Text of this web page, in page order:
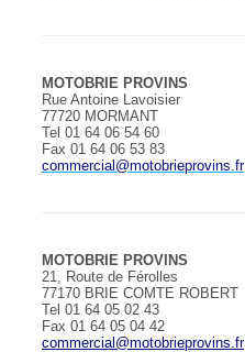
MOTOBRIE PROVINS
Rue Antoine Lavoisier
77720 MORMANT
Tel 01 64 06 54 60
Fax 01 64 06 53 83
commercial@motobrieprovins.fr
MOTOBRIE PROVINS
21, Route de Férolles
77170 BRIE COMTE ROBERT
Tel 01 64 05 02 43
Fax 01 64 05 04 42
commercial@motobrieprovins.fr